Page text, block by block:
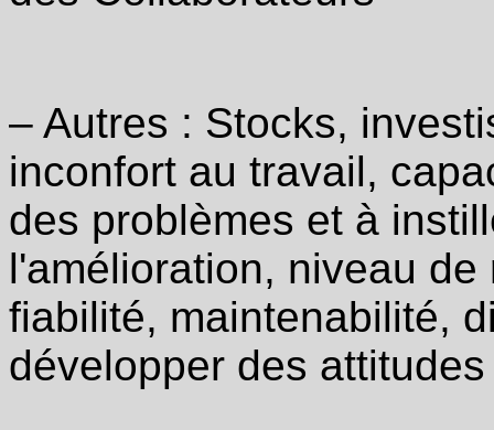
‒ Autres : Stocks,
inconfort au travail,
des problèmes et à
l'amélioration, niveau
fiabilité, maintenabilité,
développer des